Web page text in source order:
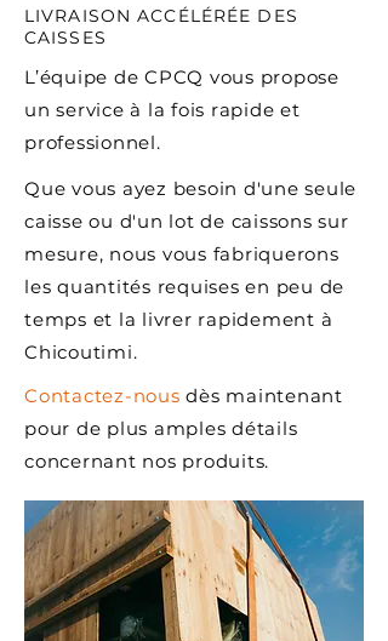
LIVRAISON ACCÉLÉRÉE DES
CAISSES
L’équipe de CPCQ vous propose
un service à la fois rapide et
professionnel.
Que vous ayez besoin d'une seule
caisse ou d'un lot de caissons sur
mesure, nous vous fabriquerons
les quantités requises en peu de
temps et la livrer rapidement à
Chicoutimi.
Contactez-nous dès maintenant
pour de plus amples détails
concernant nos produits.